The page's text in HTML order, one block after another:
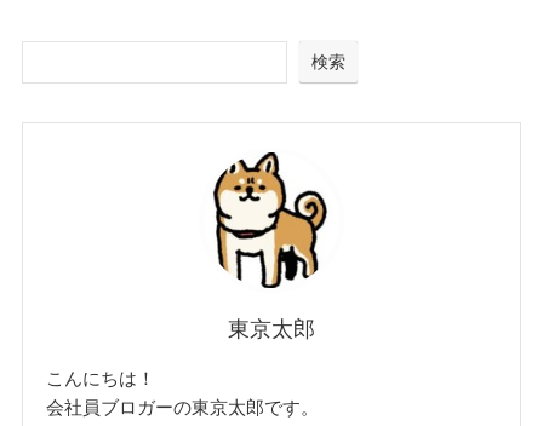
検索
東京太郎
こんにちは！
会社員ブロガーの東京太郎です。